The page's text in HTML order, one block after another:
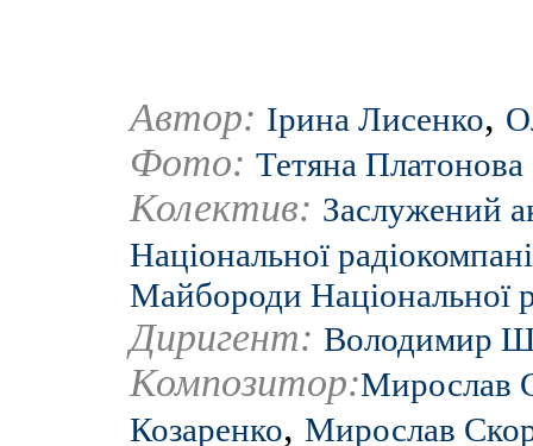
Автор: Ірина Лисенко,
Фото: Тетяна Платонова
Колектив: Заслужений
Національної
Майбороди Національної
Диригент: Володимир
Композитор:Мирослав
Козаренко, Мирослав